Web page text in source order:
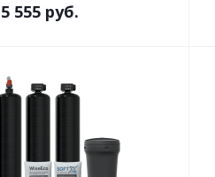
5 555 руб.